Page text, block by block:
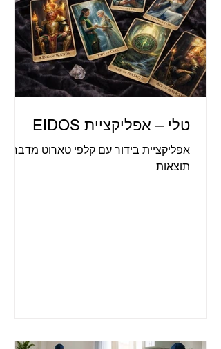
טלי – אפליקציית EIDOS
אפליקציית בידור עם קלפי טארוט
תוצאות